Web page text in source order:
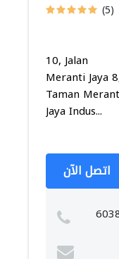
(5)
10, Jalan
Meranti Jaya
Taman
Jaya Indus...
اتصل الآن